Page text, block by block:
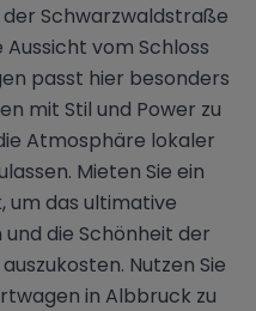
Schwarzwaldstraße
vom Schloss
passt hier besonders
mit Stil und Power zu
Atmosphäre lokaler
Mieten Sie ein
um das ultimative
die Schönheit der
Nutzen Sie
in Albbruck zu